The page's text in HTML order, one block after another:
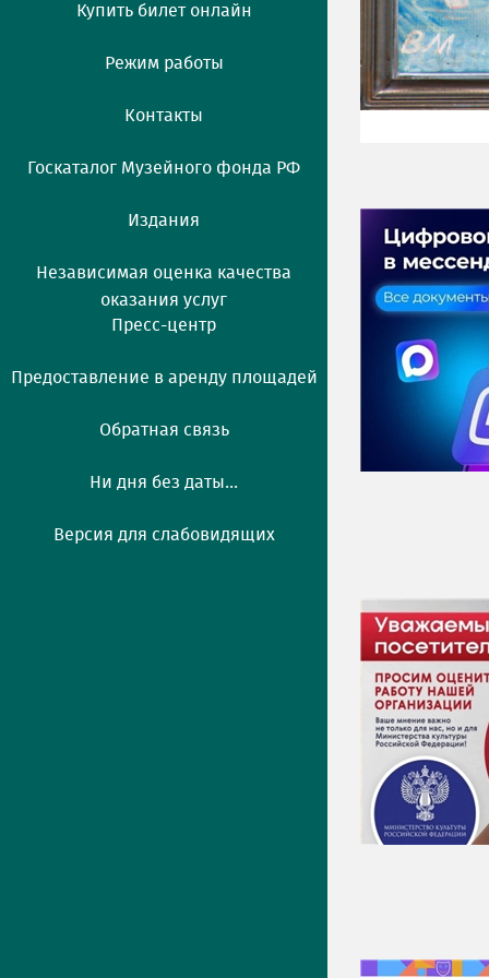
Купить билет онлайн
Режим работы
Контакты
Госкаталог Музейного фонда РФ
Издания
Независимая оценка качества
оказания услуг
Пресс-центр
Предоставление в аренду площадей
Обратная связь
Ни дня без даты...
Версия для слабовидящих